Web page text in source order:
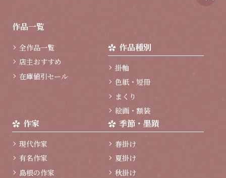
作品一覧
全作品一覧
店主おすすめ
在庫値引セール
作品種別
掛軸
色紙・短冊
まくり
絵画・額装
作家
現代作家
有名作家
島根の作家
季節・墨蹟
春掛け
夏掛け
秋掛け